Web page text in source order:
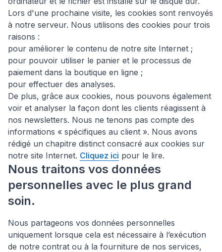
Lors d'une prochaine visite, les cookies sont renvoyés
à notre serveur. Nous utilisons des cookies pour trois
raisons :
pour améliorer le contenu de notre site Internet ;
pour pouvoir utiliser le panier et le processus de
paiement dans la boutique en ligne ;
pour effectuer des analyses.
De plus, grâce aux cookies, nous pouvons également
voir et analyser la façon dont les clients réagissent à
nos newsletters. Nous ne tenons pas compte des
informations « spécifiques au client ». Nous avons
rédigé un chapitre distinct consacré aux cookies sur
notre site Internet. Cliquez ici pour le lire.
Nous traitons vos données
personnelles avec le plus grand
soin.
Nous partageons vos données personnelles
uniquement lorsque cela est nécessaire à l’exécution
de notre contrat ou à la fourniture de nos services,